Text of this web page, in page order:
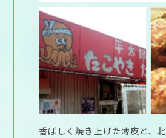
香ばしく焼き上げた薄皮と、